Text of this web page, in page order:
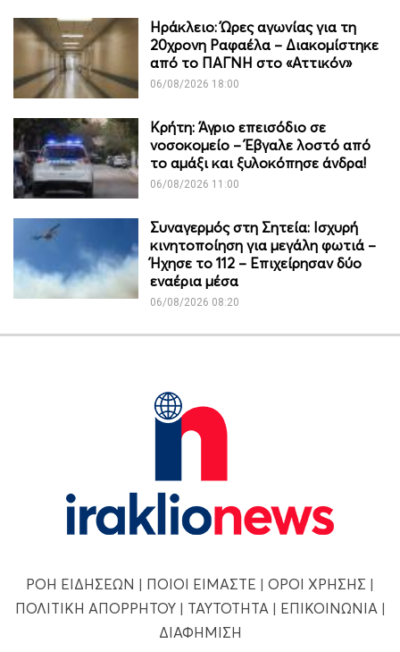
Ηράκλειο: Ώρες αγωνίας για τη
20χρονη Ραφαέλα – Διακομίστηκε
από το ΠΑΓΝΗ στο «Αττικόν»
06/08/2026 18:00
Κρήτη: Άγριο επεισόδιο σε
νοσοκομείο – Έβγαλε λοστό από
το αμάξι και ξυλοκόπησε άνδρα!
06/08/2026 11:00
Συναγερμός στη Σητεία: Ισχυρή
κινητοποίηση για μεγάλη φωτιά –
Ήχησε το 112 – Επιχείρησαν δύο
εναέρια μέσα
06/08/2026 08:20
ΡΟΗ ΕΙΔΗΣΕΩΝ | ΠΟΙΟΙ ΕΙΜΑΣΤΕ | ΟΡΟΙ ΧΡΗΣΗΣ |
ΠΟΛΙΤΙΚΗ ΑΠΟΡΡΗΤΟΥ| ΤΑΥΤΟΤΗΤΑ | ΕΠΙΚΟΙΝΩΝΙΑ |
ΔΙΑΦΗΜΙΣΗ